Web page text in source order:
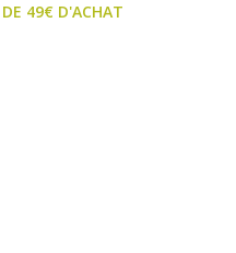
49€ D'ACHAT